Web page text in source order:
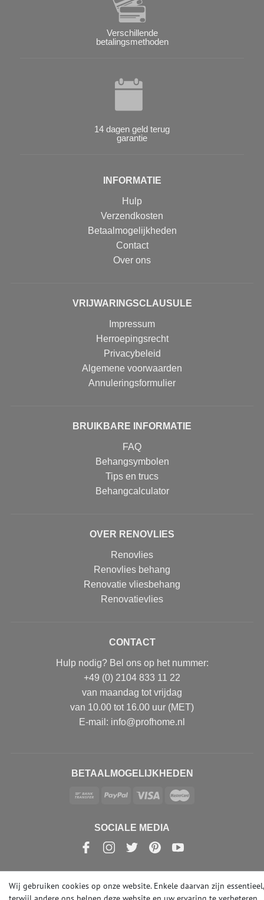
Verschillende
betalingsmethoden
14 dagen geld terug
garantie
INFORMATIE
Hulp
Verzendkosten
Betaalmogelijkheden
Contact
Over ons
VRIJWARINGSCLAUSULE
Impressum
Herroepingsrecht
Privacybeleid
Algemene voorwaarden
Annuleringsformulier
BRUIKBARE INFORMATIE
FAQ
Behangsymbolen
Tips en trucs
Behangcalculator
OVER RENOVLIES
Renovlies
Renovlies behang
Renovatie vliesbehang
Renovatievlies
CONTACT
Hulp nodig? Bel ons op het nummer:
+49 (0) 2104 833 11 22
van maandag tot vrijdag
van 10.00 tot 16.00 uur (MET)
E-mail: info@profhome.nl
BETAALMOGELIJKHEDEN
SOCIALE MEDIA
© Copyright 2026 | e-Delux GmbH
Wij gebruiken cookies op onze website. Enkele daarvan zijn essentieel,